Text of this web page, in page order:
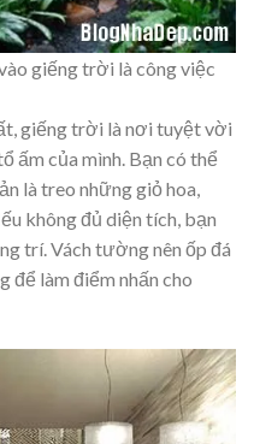
giếng trời là công việc
giếng trời là nơi tuyệt vời
ấm của mình. Bạn có thể
là treo những giỏ hoa,
không đủ diện tích, bạn
trí. Vách tường nên ốp đá
để làm điểm nhấn cho